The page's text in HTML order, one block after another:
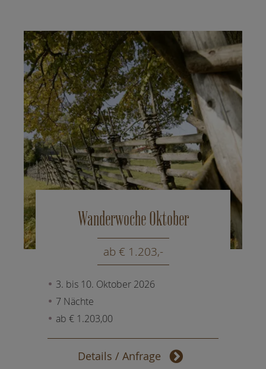
Wanderwoche Oktober
ab € 1.203,-
3. bis 10. Oktober 2026
7 Nächte
ab € 1.203,00
Details / Anfrage